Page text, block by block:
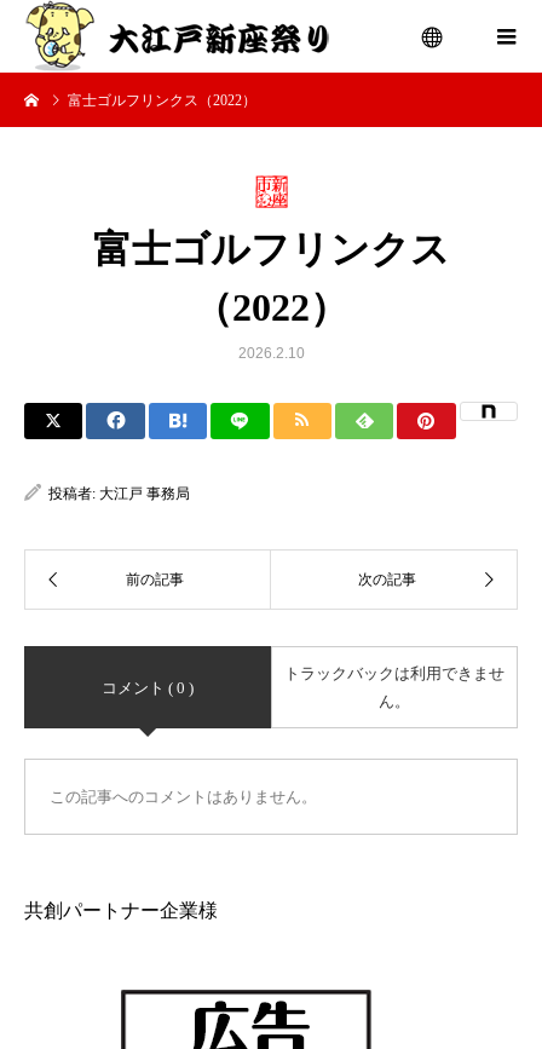
富士ゴルフリンクス（2022）
富士ゴルフリンクス
（2022）
2026.2.10
投稿者: 大江戸 事務局
コメント ( 0 )
トラックバックは利用できませ
ん。
この記事へのコメントはありません。
共創パートナー企業様